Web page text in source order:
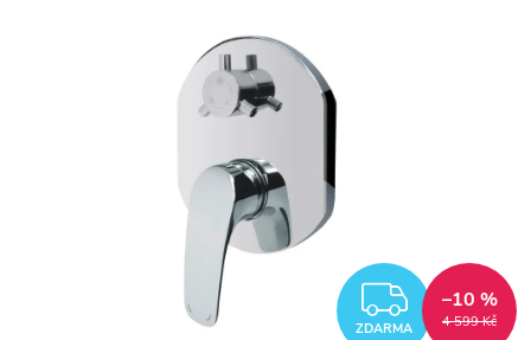
ZDARMA 4 599 Kč
–10 %